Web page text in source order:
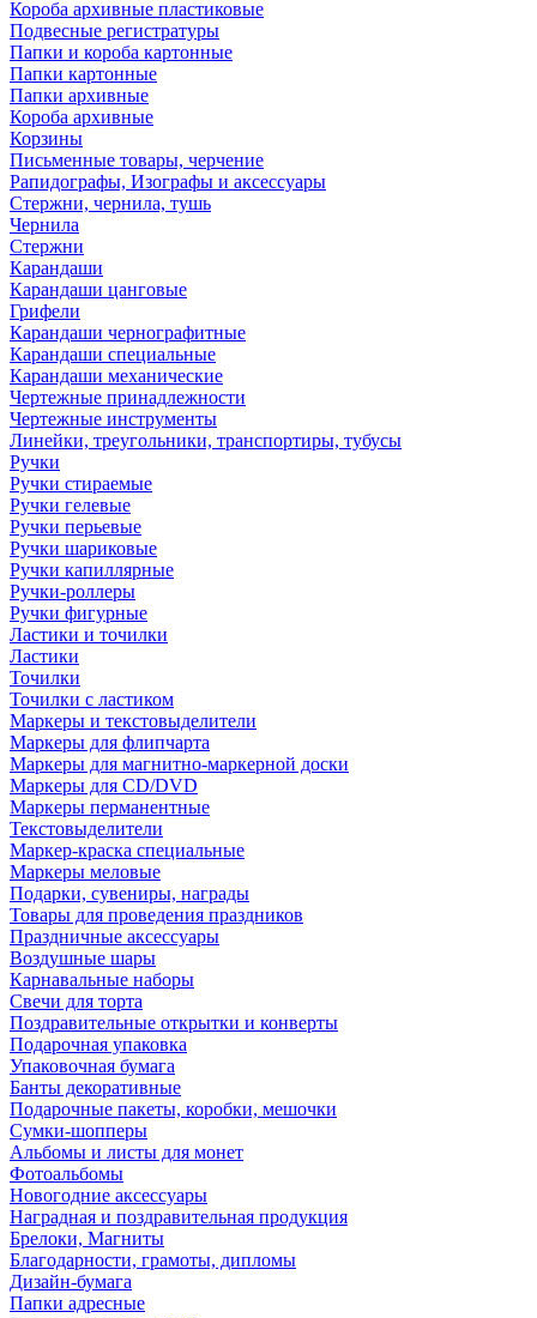
Короба архивные пластиковые
Подвесные регистратуры
Папки и короба картонные
Папки картонные
Папки архивные
Короба архивные
Корзины
Письменные товары, черчение
Рапидографы, Изографы и аксессуары
Стержни, чернила, тушь
Чернила
Стержни
Карандаши
Карандаши цанговые
Грифели
Карандаши чернографитные
Карандаши специальные
Карандаши механические
Чертежные принадлежности
Чертежные инструменты
Линейки, треугольники, транспортиры, тубусы
Ручки
Ручки стираемые
Ручки гелевые
Ручки перьевые
Ручки шариковые
Ручки капиллярные
Ручки-роллеры
Ручки фигурные
Ластики и точилки
Ластики
Точилки
Точилки с ластиком
Маркеры и текстовыделители
Маркеры для флипчарта
Маркеры для магнитно-маркерной доски
Маркеры для CD/DVD
Маркеры перманентные
Текстовыделители
Маркер-краска специальные
Маркеры меловые
Подарки, сувениры, награды
Товары для проведения праздников
Праздничные аксессуары
Воздушные шары
Карнавальные наборы
Свечи для торта
Поздравительные открытки и конверты
Подарочная упаковка
Упаковочная бумага
Банты декоративные
Подарочные пакеты, коробки, мешочки
Сумки-шопперы
Альбомы и листы для монет
Фотоальбомы
Новогодние аксессуары
Наградная и поздравительная продукция
Брелоки, Магниты
Благодарности, грамоты, дипломы
Дизайн-бумага
Папки адресные